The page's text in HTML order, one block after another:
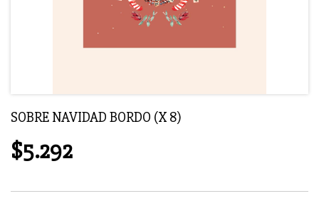
SOBRE NAVIDAD BORDO (X 8)
$5.292